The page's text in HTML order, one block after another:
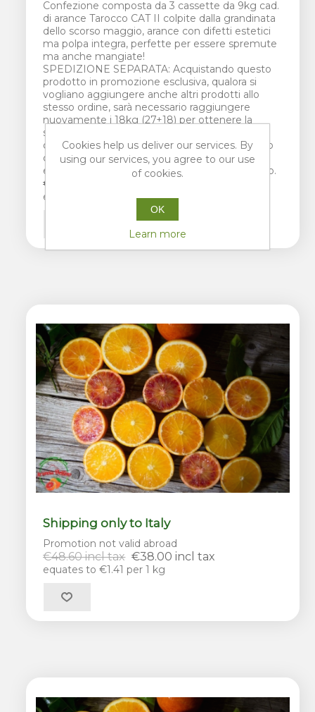
Confezione composta da 3 cassette da 9kg cad.
di arance Tarocco CAT II colpite dalla grandinata
dello scorso maggio, arance con difetti estetici
ma polpa integra, perfette per essere spremute
ma anche mangiate!
SPEDIZIONE SEPARATA: Acquistando questo
prodotto in promozione esclusiva, qualora si
vogliano aggiungere anche altri prodotti allo
stesso ordine, sarà necessario raggiungere
nuovamente i 18kg (27+18) per ottenere la
spedizione totale gratuita: per semplificare,
qualora si aggiungano altri prodotti nello stesso
carrello della promo da 27kg, sarà come
effettuare un secondo ordine partendo da zero.
€32.40 incl tax
equates to €1.20 per 1 kg
Shipping only to Italy
Promotion not valid abroad
€48.60 incl tax €38.00 incl tax
equates to €1.41 per 1 kg
Cookies help us deliver our services. By
using our services, you agree to our use
of cookies.
OK
Learn more